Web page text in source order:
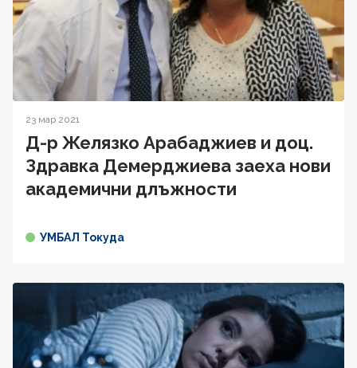
23 мар 2021
Д-р Желязко Арабаджиев и доц.
Здравка Демерджиева заеха нови
академични длъжности
УМБАЛ Токуда